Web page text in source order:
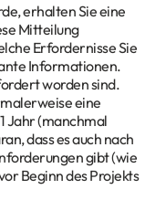
erhalten Sie eine
Mitteilung
Erfordernisse Sie
Informationen.
worden sind.
eine
Jahr (manchmal
dass es auch nach
gibt (wie
Beginn des Projekts